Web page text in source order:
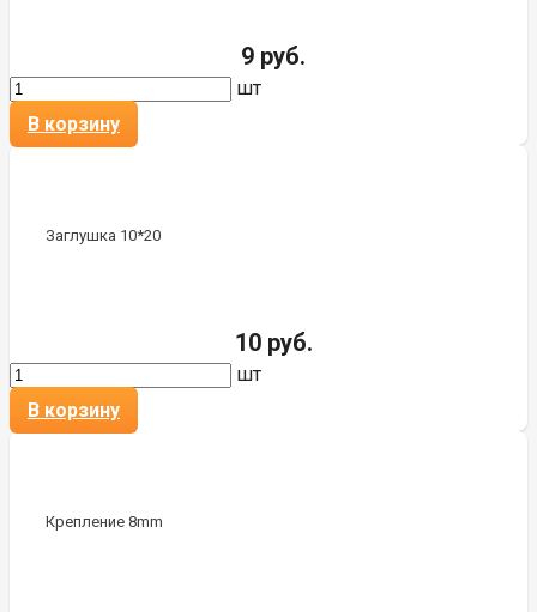
9 руб.
шт
В корзину
Заглушка 10*20
10 руб.
шт
В корзину
Крепление 8mm